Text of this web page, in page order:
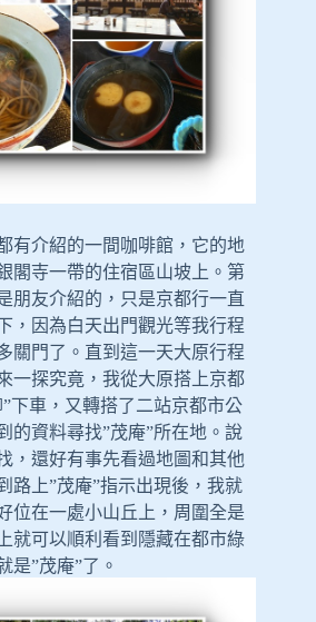
有介紹的一間咖啡館，它的地
閣寺一帶的住宿區山坡上。第
朋友介紹的，只是京都行一直
，因為白天出門觀光等我行程
關門了。直到這一天大原行程
一探究竟，我從大原搭上京都
下車，又轉搭了二站京都市公
的資料尋找”茂庵”所在地。說
，還好有事先看過地圖和其他
路上”茂庵”指示出現後，我就
位在一處小山丘上，周圍全是
就可以順利看到隱藏在都市綠
是”茂庵”了。